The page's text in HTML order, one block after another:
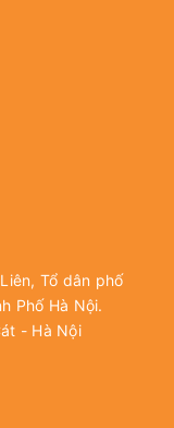
Tổ dân phố
- Hà Nội